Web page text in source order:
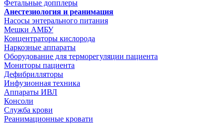
Фетальные допплеры
Анестезиология и реанимация
Насосы энтерального питания
Мешки АМБУ
Концентраторы кислорода
Наркозные аппараты
Оборудование для терморегуляции пациента
Мониторы пациента
Дефибрилляторы
Инфузионная техника
Аппараты ИВЛ
Консоли
Служба крови
Реанимационные кровати